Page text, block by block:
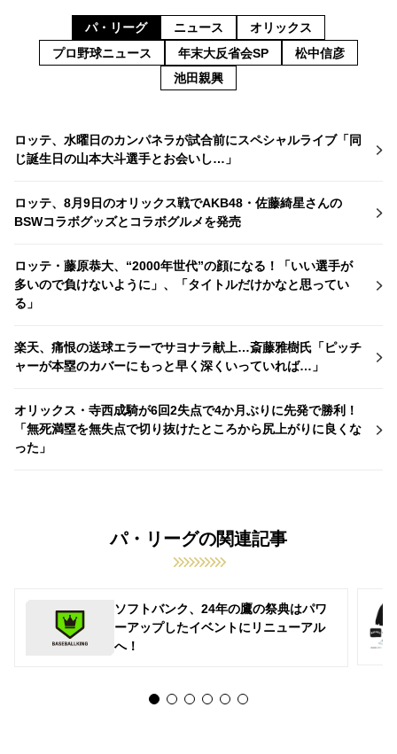
パ・リーグ ニュース
オリックス
プロ野球ニュース
年末大反省会SP
松中信彦
池田親興
ロッテ、水曜日のカンパネラが試合前にスペシャルライブ「同
じ誕生日の山本大斗選手とお会いし…」
ロッテ、8月9日のオリックス戦でAKB48・佐藤綺星さんの
BSWコラボグッズとコラボグルメを発売
ロッテ・藤原恭大、“2000年世代”の顔になる！「いい選手が
多いので負けないように」、「タイトルだけかなと思ってい
る」
楽天、痛恨の送球エラーでサヨナラ献上…斎藤雅樹氏「ピッチ
ャーが本塁のカバーにもっと早く深くいっていれば…」
オリックス・寺西成騎が6回2失点で4か月ぶりに先発で勝利！
「無死満塁を無失点で切り抜けたところから尻上がりに良くな
った」
パ・リーグの関連記事
ソフトバンク、24年の鷹の祭典はパワ
ーアップしたイベントにリニューアル
へ！